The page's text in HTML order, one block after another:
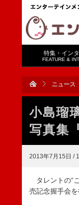
特集・イン
FEATURE &
ニュース
小島瑠
写真集
2013年7月15日 /
タレントの“
売記念握手会を